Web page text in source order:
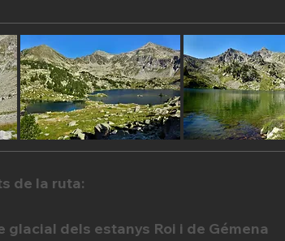
de la ruta:
glacial dels estanys Roi i de Gémena